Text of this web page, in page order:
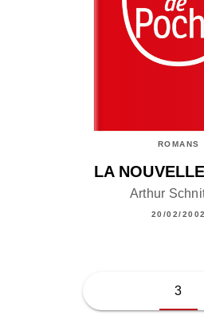
ROMANS
LA
Arthur
20/02/2002
3